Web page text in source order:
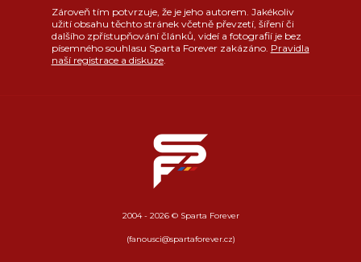
Zároveň tím potvrzuje, že je jeho autorem. Jakékoliv
užití obsahu těchto stránek včetně převzetí, šíření či
dalšího zpřístupňování článků, videí a fotografií je bez
písemného souhlasu Sparta Forever zakázáno. Pravidla
naší registrace a diskuze.
2004 - 2026 © Sparta Forever
(fanousci@spartaforever.cz)